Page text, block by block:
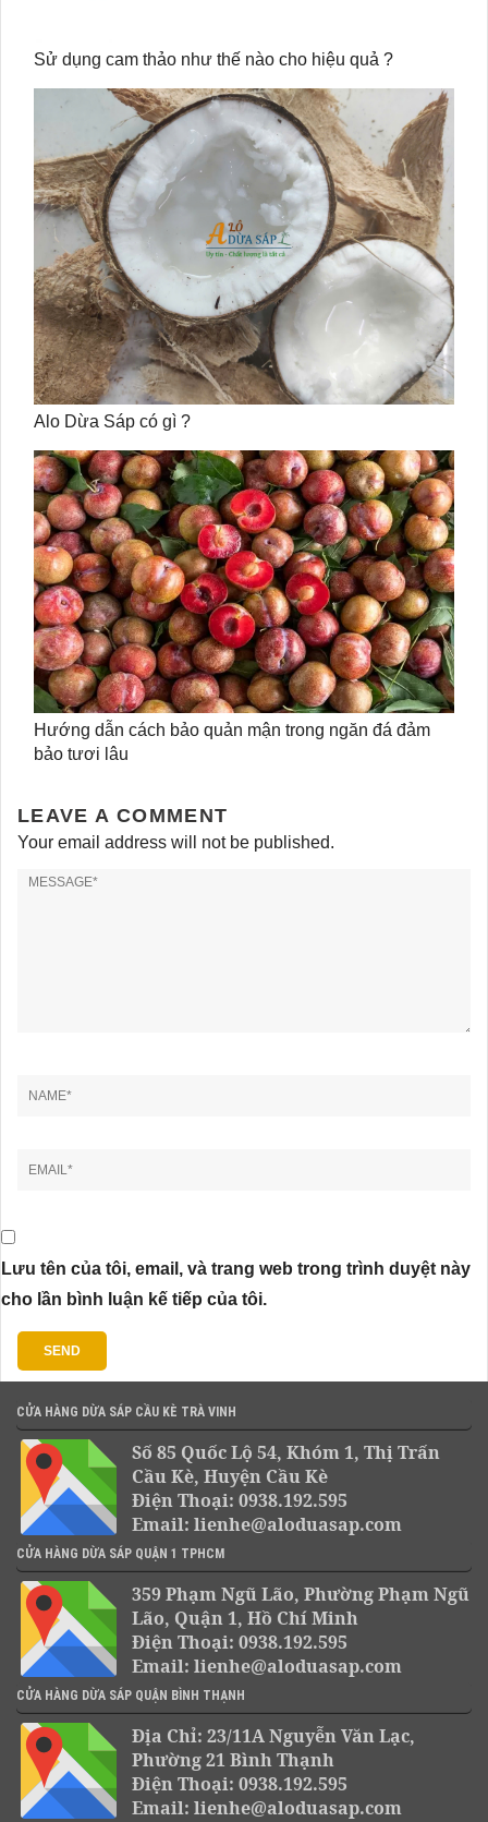
Sử dụng cam thảo như thế nào cho hiệu quả ?
Alo Dừa Sáp có gì ?
Hướng dẫn cách bảo quản mận trong ngăn đá đảm
bảo tươi lâu
LEAVE A COMMENT
Your email address will not be published.
Lưu tên của tôi, email, và trang web trong trình duyệt này
cho lần bình luận kế tiếp của tôi.
CỬA HÀNG DỪA SÁP CẦU KÈ TRÀ VINH
Số 85 Quốc Lộ 54, Khóm 1, Thị Trấn
Cầu Kè, Huyện Cầu Kè
Điện Thoại: 0938.192.595
Email: lienhe@aloduasap.com
CỬA HÀNG DỪA SÁP QUẬN 1 TPHCM
359 Phạm Ngũ Lão, Phường Phạm Ngũ
Lão, Quận 1, Hồ Chí Minh
Điện Thoại: 0938.192.595
Email: lienhe@aloduasap.com
CỬA HÀNG DỪA SÁP QUẬN BÌNH THẠNH
Địa Chỉ: 23/11A Nguyễn Văn Lạc,
Phường 21 Bình Thạnh
Điện Thoại: 0938.192.595
Email: lienhe@aloduasap.com